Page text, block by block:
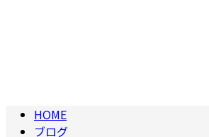
HOME
ブログ